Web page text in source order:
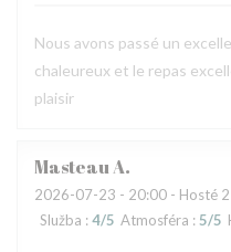
Nous avons passé un
chaleureux et le repas
plaisir
MasteauA
2026-07-23 - 20:00 - Hosté 2
Služba : 4/5 Atmosféra : 5/5